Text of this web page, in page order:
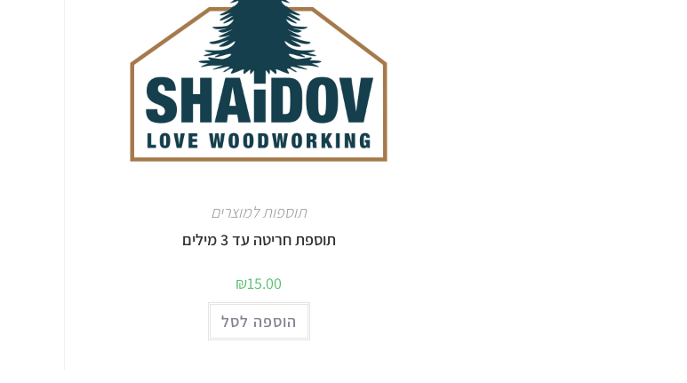
תוספות למוצרים
תוספת חריטה עד 3 מילים
₪15.00
הוספה לסל